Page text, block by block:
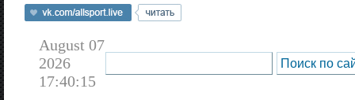
August 07
2026
17:40:15